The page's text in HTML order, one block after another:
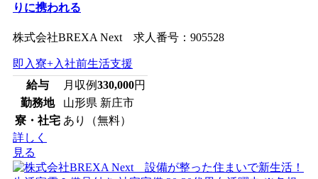
りに携われる
株式会社BREXA Next 求人番号：905528
即入寮+入社前生活支援
給与
月収例330,000円
勤務地
山形県 新庄市
寮・社宅 あり（無料）
詳しく
見る